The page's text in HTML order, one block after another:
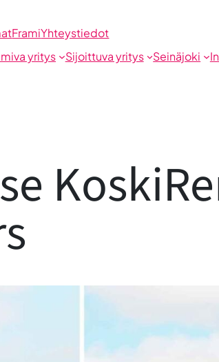
FramiYhteystiedot
yritys Sijoittuva yritys Seinäjoki